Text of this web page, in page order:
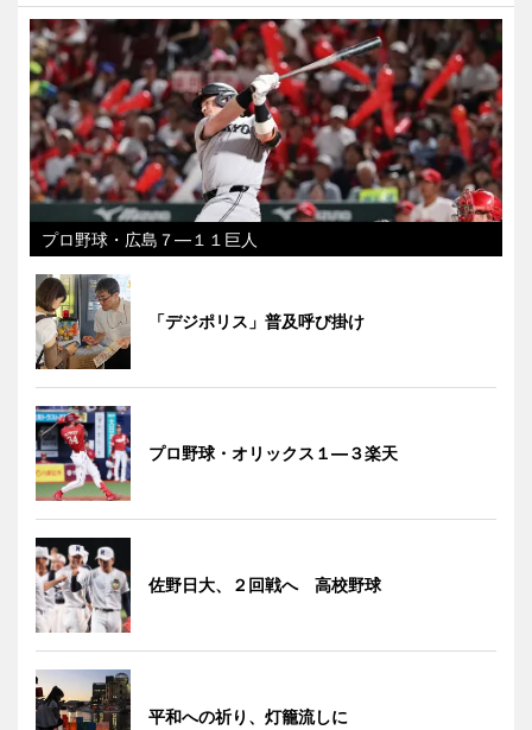
プロ野球・広島７―１１巨人
「デジポリス」普及呼び掛け
プロ野球・オリックス１―３楽天
佐野日大、２回戦へ 高校野球
平和への祈り、灯籠流しに